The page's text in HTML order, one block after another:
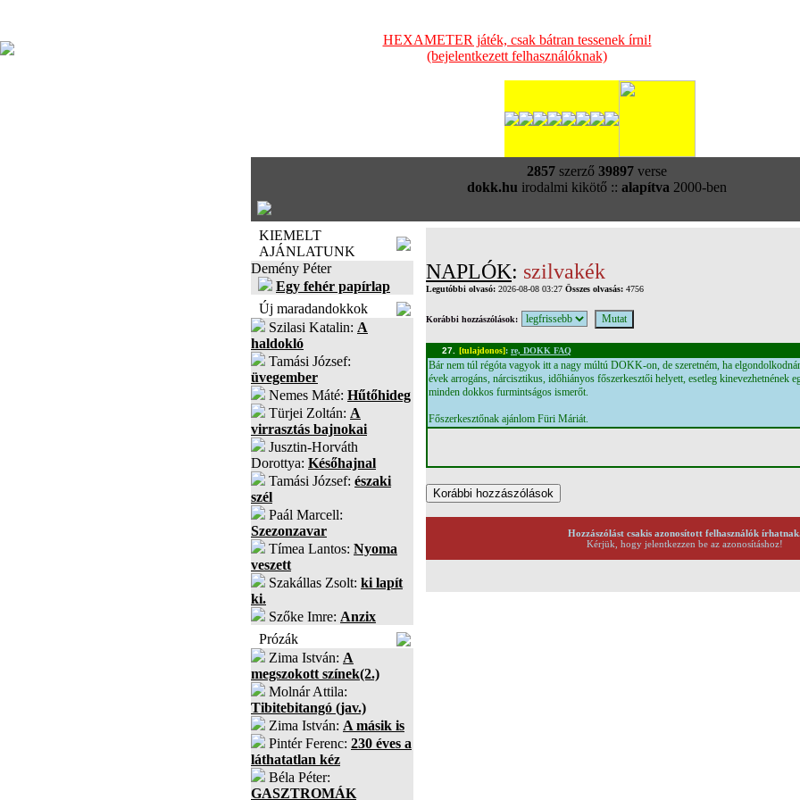
HEXAMETER játék, csak bátran tessenek írni!
(bejelentkezett felhasználóknak)
2857szerző 39897verse
dokk.hu irodalmi kikötő :: alapítva 2000-ben
KIEMELT
AJÁNLATUNK
Demény Péter
Egy fehér papírlap
Új maradandokkok
Szilasi Katalin: A
haldokló
Tamási József:
üvegember
Nemes Máté: Hűtőhideg
Türjei Zoltán: A
virrasztás bajnokai
Jusztin-Horváth
Dorottya: Későhajnal
Tamási József: északi
szél
Paál Marcell:
Szezonzavar
Tímea Lantos: Nyoma
veszett
Szakállas Zsolt: ki lapít
ki.
Szőke Imre: Anzix
Prózák
Zima István: A
megszokott színek(2.)
Molnár Attila:
Tibitebitangó (jav.)
Zima István: A másik is
Pintér Ferenc: 230 éves a
láthatatlan kéz
Béla Péter:
GASZTROMÁK
NAPLÓK: szilvakék
Legutóbbi olvasó: 2026-08-08 03:27 Összes olvasás: 4756
Korábbi hozzászólások:
27. [tulajdonos]: re, DOKK FAQ
Bár nem túl régóta vagyok itt a nagy múltú DOKK-on, de szeretném, ha
évek arrogáns, nárcisztikus, időhiányos főszerkesztői helyett, esetleg kinevezhetnének
minden dokkos furmintságos ismerőt.
Főszerkesztőnak ajánlom Füri Máriát.
Hozzászólást csakis azonosított felhasználók
Kérjük, hogy jelentkezzen be az azonosításhoz!